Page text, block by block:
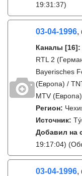
19:31:37)
03-04-1996,
Каналы [16]:
RTL 2
Bayerisches
(Европа) /
MTV (Европа)
Регион:
Источник:
Добавил на
19:17:04)
03-04-1996,